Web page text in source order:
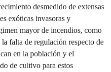
desmedido de extensas
exóticas invasoras y
mayor de incendios, como
falta de regulación respecto de
en la población y el
de cultivo para estos